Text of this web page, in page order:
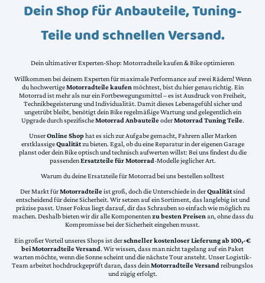
Dein Shop für Anbauteile, Tuning-
Teile und schnellen Versand.
Dein ultimativer Experten-Shop: Motorradteile kaufen & Bike optimieren
Willkommen bei deinem Experten für maximale Performance auf zwei Rädern! Wenn
du hochwertigeMotorradteile kaufen möchtest, bist du hier genau richtig. Ein
Motorrad ist mehr als nur ein Fortbewegungsmittel – es ist Ausdruck von Freiheit,
Technikbegeisterung und Individualität. Damit dieses Lebensgefühl sicher und
ungetrübt bleibt, benötigt dein Bike regelmäßige Wartung und gelegentlich ein
Upgrade durch spezifischeMotorrad AnbauteileoderMotorrad Tuning Teile.
UnserOnline Shophat es sich zur Aufgabe gemacht, Fahrern aller Marken
erstklassigeQualitätzu bieten. Egal, ob du eine Reparatur in der eigenen Garage
planst oder dein Bike optisch und technisch aufwerten willst: Bei uns findest du die
passendenErsatzteile für Motorrad-Modelle jeglicher Art.
Warum du deine Ersatzteile für Motorrad bei uns bestellen solltest
Der Markt fürMotorradteileist groß, doch die Unterschiede in derQualitätsind
entscheidend für deine Sicherheit. Wir setzen auf ein Sortiment, das langlebig ist und
präzise passt. Unser Fokus liegt darauf, dir das Schrauben so einfach wie möglich zu
machen. Deshalb bieten wir dir alle Komponentenzu besten Preisenan, ohne dass du
Kompromisse bei der Sicherheit eingehen musst.
Ein großer Vorteil unseres Shops ist derschneller kostenloser Lieferung ab 100,-€
bei Motorradteile Versand. Wir wissen, dass man nicht tagelang auf ein Paket
warten möchte, wenn die Sonne scheint und die nächste Tour ansteht. Unser Logistik-
Team arbeitet hochdruckgeprüft daran, dass deinMotorradteile Versand reibungslos
und zügig erfolgt.